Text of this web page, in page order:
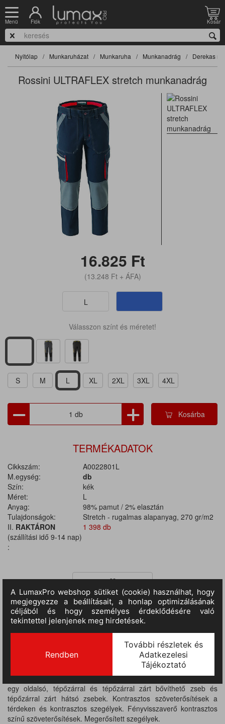
Menü Fiók Kosár
Nyitólap Munkaruházat Munkaruha Munkanadrág Derekas
Rossini ULTRAFLEX stretch munkanadrág
16.825 Ft
(13.248 Ft+ ÁFA)
L
Válasszon színt és méretet!
S M L XL 2XL 3XL 4XL
Kosárba
TERMÉKADATOK
Cikkszám:
A0022801L
M.egység:
db
Szín:
kék
Méret:
L
Anyag:
98% pamut / 2% elasztán
Tulajdonságok:
Stretch - rugalmas alapanyag, 270 gr/m2
II. RAKTÁRON
(szállítási idő 9-14 nap)
:
1 398 db
TERMÉKINFORMÁCIÓ
g/m2. Egész évben használható munkanadrág rugalmas (stretch)
anyagból, elasztikus oldalsó derékrésszel és övhurkokkal. Két
nagyméretű, kontrasztos külső megerősítéssel ellátott elülső
zseb, többfunkciós, bővíthető oldalzseb fényvisszaverő csíkkal,
egy oldalsó, tépőzárral és tépőzárral zárt bővíthető zseb és
tépőzárral zárt hátsó zsebek. Kontrasztos szöveterősítések a
térdeken és kontrasztos szegélyek. Fényvisszaverő kontrasztos
színű szöveterősítések. Megerősített szegélyek.